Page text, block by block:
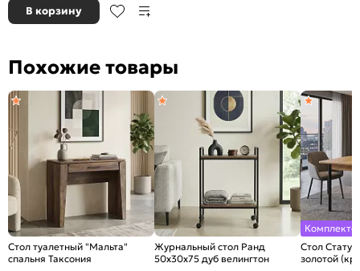
В корзину
Похожие товары
Стол туалетный "Мальта"
спальня Таксония
Журнальный стол Ранд
50х30х75 дуб велингтон
Стол
золотой